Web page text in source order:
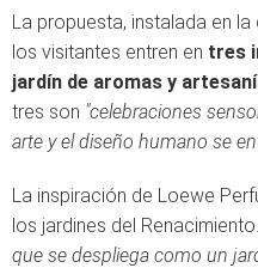
La propuesta, instalada en
los visitantes entren en tres
jardín de aromas y
tres son "celebraciones
arte y el diseño humano se
La inspiración de Loewe
los jardines del Renacimiento.
que se despliega como un